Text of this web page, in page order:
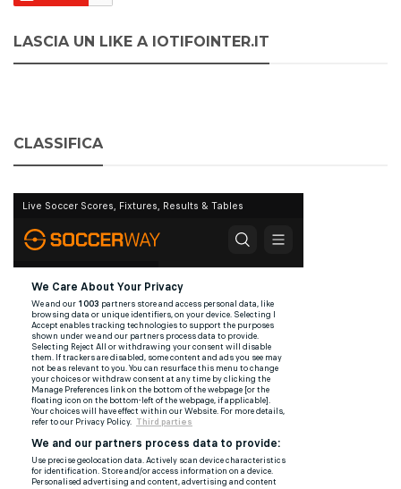
LASCIA UN LIKE A IOTIFOINTER.IT
CLASSIFICA